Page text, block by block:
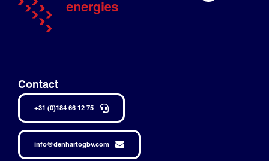
Contact
+31 (0)184 66 12 75
info@denhartogbv.com